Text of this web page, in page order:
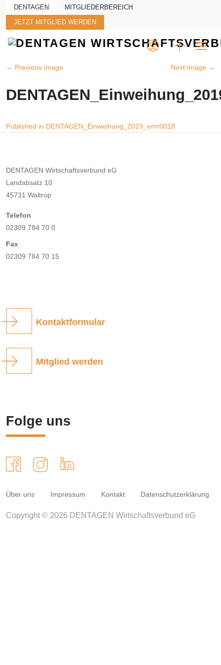
Skip to main content
DENTAGEN MITGLIEDERBEREICH
JETZT MITGLIED WERDEN
← Previous image Next image →
Beitragsnavigation
Published in DENTAGEN_Einweihung_2019_emr0018
DENTAGEN Wirtschaftsverbund eG
Landabsatz 10
45731 Waltrop
Telefon
02309 784 70 0
Fax
02309 784 70 15
Kontaktformular
Mitglied werden
Folge uns
Über uns Impressum Kontakt Datenschutzerklärung
Copyright © 2026 DENTAGEN Wirtschaftsverbund eG